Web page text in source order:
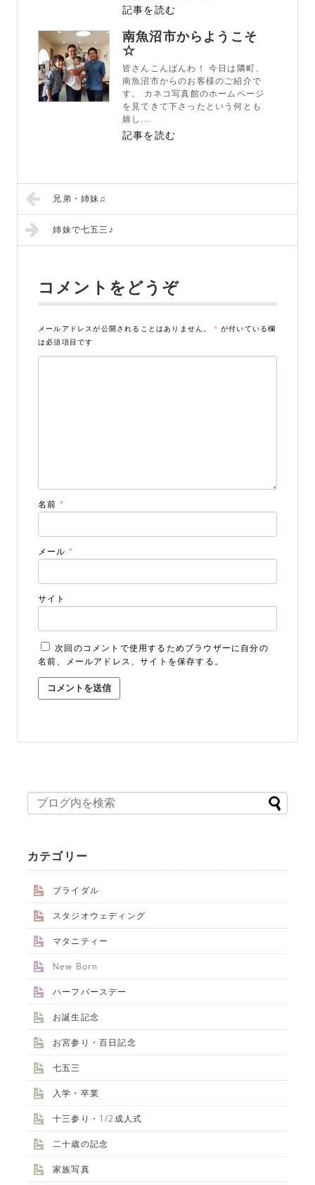
記事を読む
南魚沼市からようこそ
☆
皆さんこんばんわ！ 今日は隣町、
南魚沼市からのお客様のご紹介で
す。 カネコ写真館のホームページ
を見てきて下さったという何とも
嬉し...
記事を読む
兄弟・姉妹♫
姉妹で七五三♪
コメントをどうぞ
メールアドレスが公開されることはありません。 * が付いている欄
は必須項目です
名前 *
メール *
サイト
次回のコメントで使用するためブラウザーに自分の
名前、メールアドレス、サイトを保存する。
カテゴリー
ブライダル
スタジオウェディング
マタニティー
New Born
ハーフバースデー
お誕生記念
お宮参り・百日記念
七五三
入学・卒業
十三参り・1/2成人式
二十歳の記念
家族写真